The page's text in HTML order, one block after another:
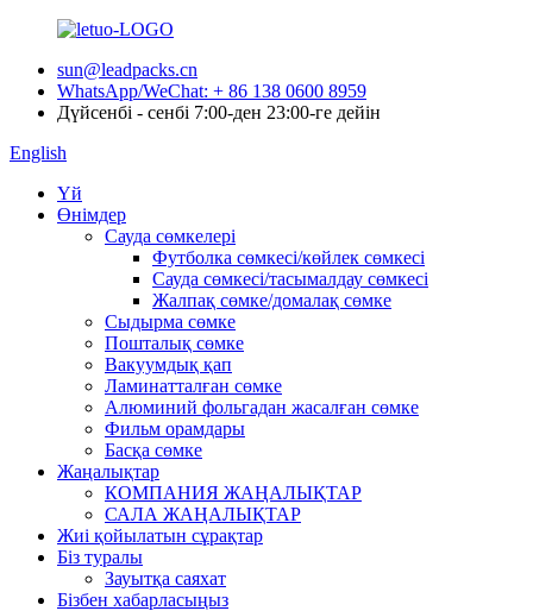
sun@leadpacks.cn
WhatsApp/WeChat: + 86 138 0600 8959
Дүйсенбі - сенбі 7:00-ден 23:00-ге дейін
English
Үй
Өнімдер
Сауда сөмкелері
Футболка сөмкесі/көйлек сөмкесі
Сауда сөмкесі/тасымалдау сөмкесі
Жалпақ сөмке/домалақ сөмке
Сыдырма сөмке
Пошталық сөмке
Вакуумдық қап
Ламинатталған сөмке
Алюминий фольгадан жасалған сөмке
Фильм орамдары
Басқа сөмке
Жаңалықтар
КОМПАНИЯ ЖАҢАЛЫҚТАР
САЛА ЖАҢАЛЫҚТАР
Жиі қойылатын сұрақтар
Біз туралы
Зауытқа саяхат
Бізбен хабарласыңыз